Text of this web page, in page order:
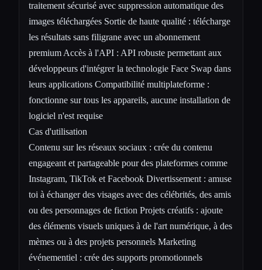
traitement sécurisé avec suppression automatique des
images téléchargées Sortie de haute qualité : télécharge
les résultats sans filigrane avec un abonnement
premium Accès à l'API : API robuste permettant aux
développeurs d'intégrer la technologie Face Swap dans
leurs applications Compatibilité multiplateforme :
fonctionne sur tous les appareils, aucune installation de
logiciel n'est requise
Cas d'utilisation
Contenu sur les réseaux sociaux : crée du contenu
engageant et partageable pour des plateformes comme
Instagram, TikTok et Facebook Divertissement : amuse
toi à échanger des visages avec des célébrités, des amis
ou des personnages de fiction Projets créatifs : ajoute
des éléments visuels uniques à de l'art numérique, à des
mèmes ou à des projets personnels Marketing
événementiel : crée des supports promotionnels